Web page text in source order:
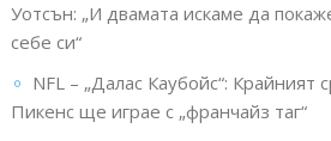
Уотсън: „И двамата искаме да
себе си“
NFL – „Далас Каубойс“:
Пикенс ще играе с „франчайз таг“